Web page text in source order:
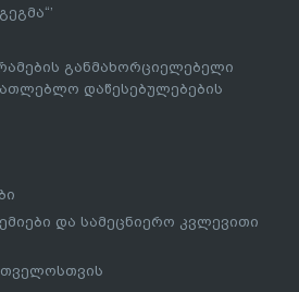
განმახორციელებელი
დაწესებულებების
და სამეცნიერო კვლევითი